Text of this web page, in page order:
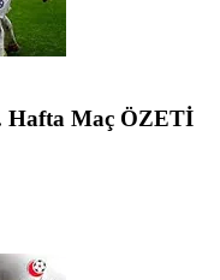
Hafta Maç ÖZETİ